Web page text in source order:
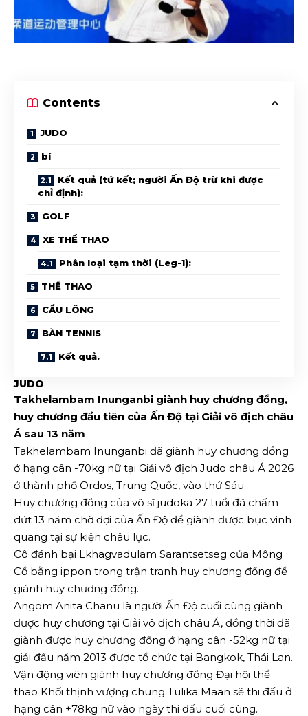
Contents
JUDO
bí
Kết quả (tứ kết; người Ấn Độ trừ khi được
chỉ định):
GOLF
XE THỂ THAO
Phân loại tạm thời (Leg-1):
THỂ THAO
CẦU LÔNG
BÀN TENNIS
Kết quả.
JUDO
Takhelambam Inunganbi giành huy chương đồng,
huy chương đầu tiên của Ấn Độ tại Giải vô địch châu
Á sau 13 năm
Takhelambam Inunganbi đã giành huy chương đồng
ở hạng cân -70kg nữ tại Giải vô địch Judo châu Á 2026
ở thành phố Ordos, Trung Quốc, vào thứ Sáu.
Huy chương đồng của võ sĩ judoka 27 tuổi đã chấm
dứt 13 năm chờ đợi của Ấn Độ để giành được bục vinh
quang tại sự kiện châu lục.
Cô đánh bại Lkhagvadulam Sarantsetseg của Mông
Cổ bằng ippon trong trận tranh huy chương đồng để
giành huy chương đồng.
Angom Anita Chanu là người Ấn Độ cuối cùng giành
được huy chương tại Giải vô địch châu Á, đồng thời đã
giành được huy chương đồng ở hạng cân -52kg nữ tại
giải đấu năm 2013 được tổ chức tại Bangkok, Thái Lan.
Vận động viên giành huy chương đồng Đại hội thể
thao Khối thịnh vượng chung Tulika Maan sẽ thi đấu ở
hạng cân +78kg nữ vào ngày thi đấu cuối cùng.